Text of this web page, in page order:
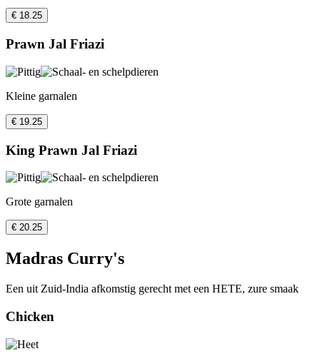
€ 18.25
Prawn Jal Friazi
Kleine garnalen
€ 19.25
King Prawn Jal Friazi
Grote garnalen
€ 20.25
Madras Curry's
Een uit Zuid-India afkomstig gerecht met een HETE, zure smaak
Chicken